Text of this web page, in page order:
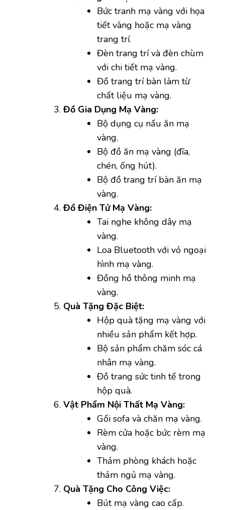
Bức tranh mạ vàng với họa
tiết vàng hoặc mạ vàng
trang trí.
Đèn trang trí và đèn chùm
với chi tiết mạ vàng.
Đồ trang trí bàn làm từ
chất liệu mạ vàng.
Đồ Gia Dụng Mạ Vàng:
Bộ dụng cụ nấu ăn mạ
vàng.
Bộ đồ ăn mạ vàng (đĩa,
chén, ống hút).
Bộ đồ trang trí bàn ăn mạ
vàng.
Đồ Điện Tử Mạ Vàng:
Tai nghe không dây mạ
vàng.
Loa Bluetooth với vỏ ngoại
hình mạ vàng.
Đồng hồ thông minh mạ
vàng.
Quà Tặng Đặc Biệt:
Hộp quà tặng mạ vàng với
nhiều sản phẩm kết hợp.
Bộ sản phẩm chăm sóc cá
nhân mạ vàng.
Đồ trang sức tinh tế trong
hộp quà.
Vật Phẩm Nội Thất Mạ Vàng:
Gối sofa và chăn mạ vàng.
Rèm cửa hoặc bức rèm mạ
vàng.
Thảm phòng khách hoặc
thảm ngủ mạ vàng.
Quà Tặng Cho Công Việc:
Bút mạ vàng cao cấp.